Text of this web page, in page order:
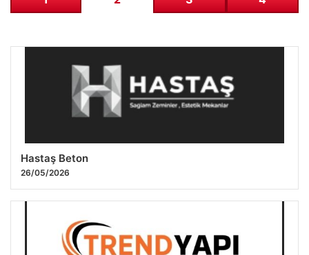
Hastaş Beton
26/05/2026